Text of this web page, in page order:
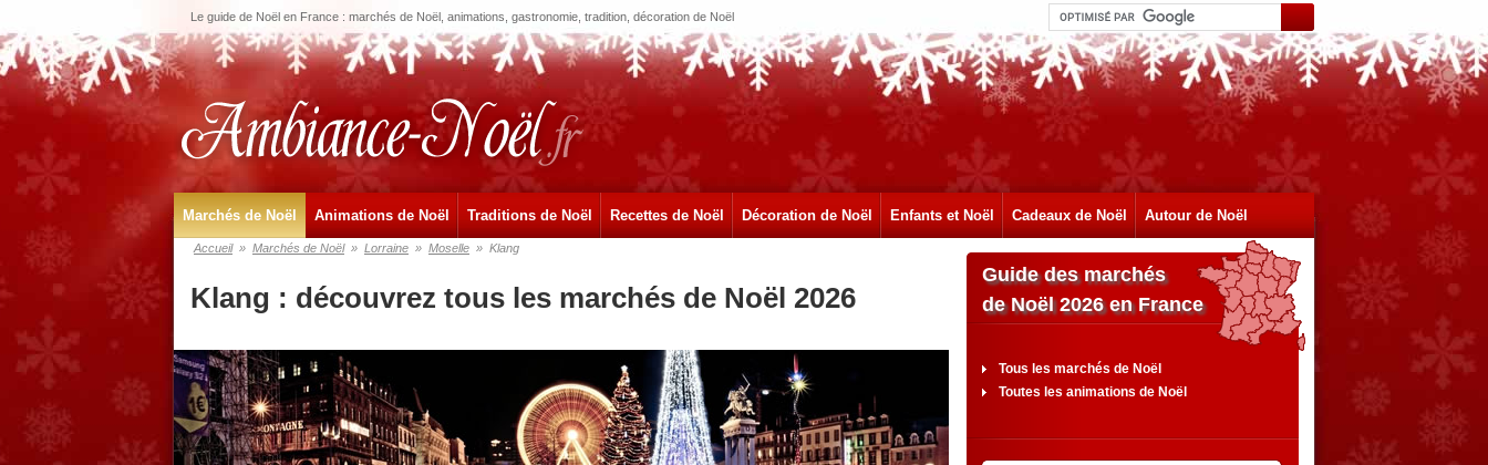
Le guide de Noël en France : marchés de Noël, animations, gastronomie, tradition, décoration de Noël
Marchés de Noël Animations de Noël Traditions de Noël Recettes de Noël Décoration de Noël Enfants et Noël Cadeaux de Noël Autour de Noël
Accueil » Marchés de Noël » Lorraine » Moselle » Klang
Klang : découvrez tous les marchés de Noël 2026
Guide des marchés
de Noël 2026 en France
Tous les marchés de Noël
Toutes les animations de Noël